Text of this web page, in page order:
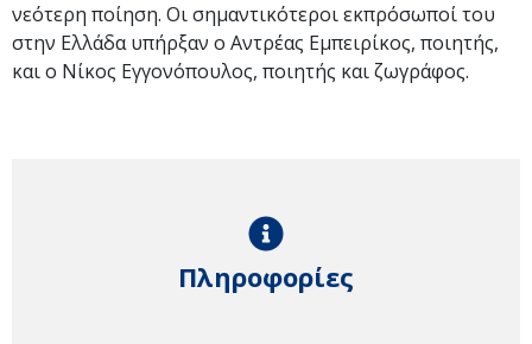
νεότερη ποίηση. Οι σημαντικότεροι εκπρόσωποί του
στην Ελλάδα υπήρξαν ο Αντρέας Εμπειρίκος, ποιητής,
και ο Νίκος Εγγονόπουλος, ποιητής και ζωγράφος.
Πληροφορίες